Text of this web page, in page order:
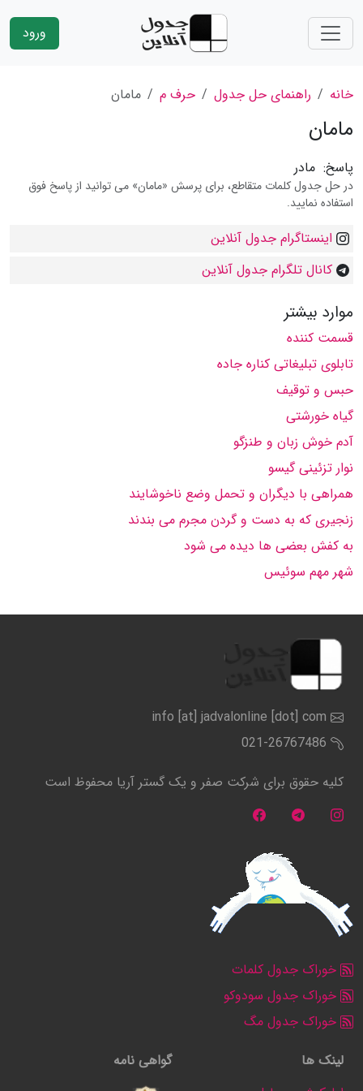
ورود
خانه راهنمای حل جدول حرف م مامان
مامان
پاسخ: مادر
در حل جدول کلمات متقاطع، برای پرسش «مامان» می توانید از پاسخ فوق
استفاده نمایید.
اینستاگرام جدول آنلاین
کانال تلگرام جدول آنلاین
موارد بیشتر
قسمت كننده
تابلوی تبلیغاتی كناره جاده
حبس و توقیف
گیاه خورشتی
آدم خوش زبان و طنزگو
نوار تزئینی گیسو
همراهی با دیگران و تحمل وضع ناخوشایند
زنجیری كه به دست و گردن مجرم می بندند
به كفش بعضی ها دیده می شود
شهر مهم سوئیس
info [at] jadvalonline [dot] com
021-26767486
کلیه حقوق برای شرکت صفر و یک گستر آریا محفوظ است
خوراک جدول کلمات
خوراک جدول سودوکو
خوراک جدول مگ
لینک ها
گواهی نامه